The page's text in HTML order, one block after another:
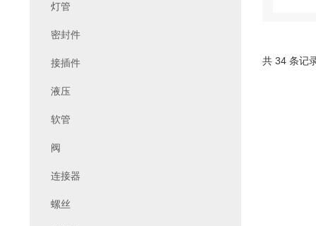
共 34 条记
灯管
密封件
接插件
液压
软管
阀
连接器
螺丝